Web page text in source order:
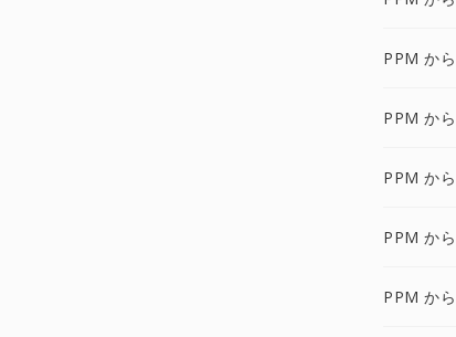
PPM か
PPM か
PPM か
PPM か
PPM か